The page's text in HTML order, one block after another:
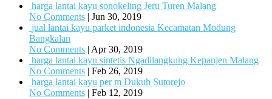
harga lantai kayu sonokeling Jeru Turen Malang
No Comments | Jun 30, 2019
jual lantai kayu parket indonesia Kecamatan Modung
Bangkalan
No Comments | Apr 30, 2019
harga lantai kayu sintetis Ngadilangkung Kepanjen Malang
No Comments | Feb 26, 2019
harga lantai kayu per m Dukuh Sutorejo
No Comments | Feb 12, 2019